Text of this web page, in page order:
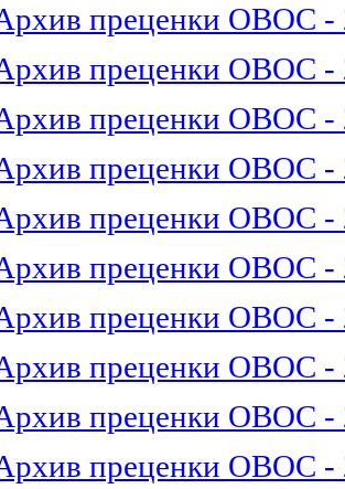
преценки ОВОС -
преценки ОВОС -
преценки ОВОС -
преценки ОВОС -
преценки ОВОС -
преценки ОВОС -
преценки ОВОС -
преценки ОВОС -
преценки ОВОС -
преценки ОВОС -